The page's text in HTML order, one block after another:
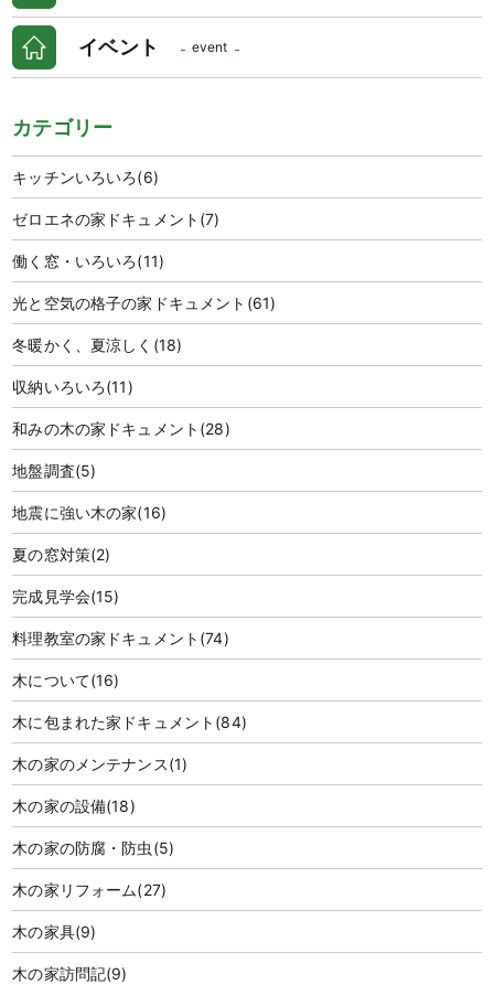
イベント event
カテゴリー
キッチンいろいろ(6)
ゼロエネの家ドキュメント (7)
働く窓・いろいろ(11)
光と空気の格子の家ドキュメント (61)
冬暖かく、夏涼しく (18)
収納いろいろ(11)
和みの木の家ドキュメント (28)
地盤調査(5)
地震に強い木の家(16)
夏の窓対策(2)
完成見学会(15)
料理教室の家ドキュメント (74)
木について(16)
木に包まれた家ドキュメント (84)
木の家のメンテナンス(1)
木の家の設備(18)
木の家の防腐・防虫 (5)
木の家リフォーム(27)
木の家具(9)
木の家訪問記(9)